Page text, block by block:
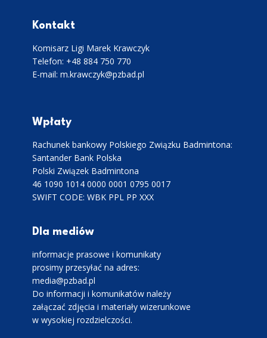
Kontakt
Komisarz Ligi Marek Krawczyk
Telefon: +48 884 750 770
E-mail: m.krawczyk@pzbad.pl
Wpłaty
Rachunek bankowy Polskiego Związku Badmintona:
Santander Bank Polska
Polski Związek Badmintona
46 1090 1014 0000 0001 0795 0017
SWIFT CODE: WBK PPL PP XXX
Dla mediów
informacje prasowe i komunikaty
prosimy przesyłać na adres:
media@pzbad.pl
Do informacji i komunikatów należy
załączać zdjęcia i materiały wizerunkowe
w wysokiej rozdzielczości.